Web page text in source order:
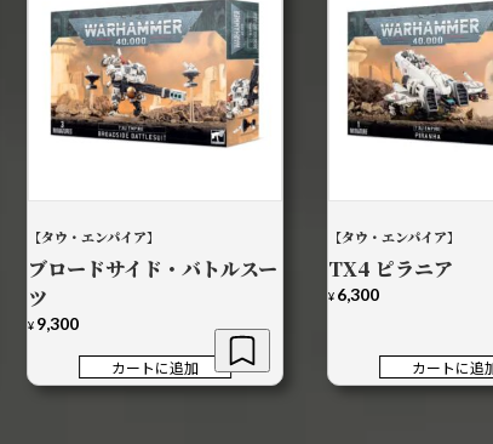
【タウ・エンパイア】
ブロードサイド・バトルスー
ツ
¥ 9,300
カートに追加
【タウ・エンパイア】
TX4 ピラニア
¥ 6,300
カートに追